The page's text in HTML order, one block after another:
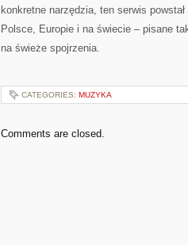
konkretne narzędzia, ten serwis
Polsce, Europie i na świecie – pisane
na świeże spojrzenia.
CATEGORIES: MUZYKA
Comments are closed.